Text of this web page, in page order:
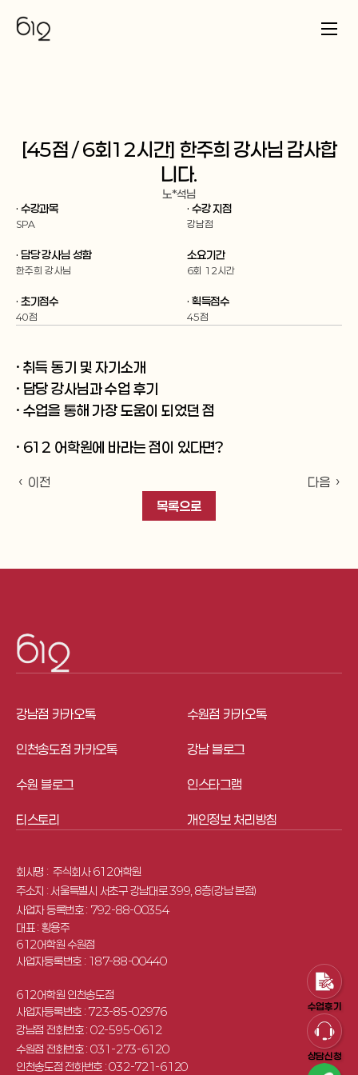
[45점 / 6회12시간] 한주희 강사님 감사합
니다.
노*석님
· 수강과목
SPA
· 수강 지점
강남점
· 담당 강사님 성함
한주희 강사님
소요기간
6회 12시간
· 초기점수
40점
· 획득점수
45점
· 취득 동기 및 자기소개
· 담당 강사님과 수업 후기
· 수업을 통해 가장 도움이 되었던 점
· 612 어학원에 바라는 점이 있다면?
‹ 이전
다음 ›
목록으로
강남점 카카오톡 수원점 카카오톡
인천송도점 카카오톡 강남 블로그
수원 블로그 인스타그램
티스토리 개인정보 처리방침
회사명 : 주식회사 612어학원
주소지 : 서울특별시 서초구 강남대로 399, 8층(강남 본점)
사업자 등록번호 : 792-88-00354
대표 : 황용주
612어학원 수원점
사업자등록번호 : 187-88-00440
612어학원 인천송도점
사업자등록번호 : 723-85-02976
강남점 전화번호 : 02-595-0612
수원점 전화번호 : 031-273-6120
인천송도점 전화번호 : 032-721-6120
수업후기
상담신청